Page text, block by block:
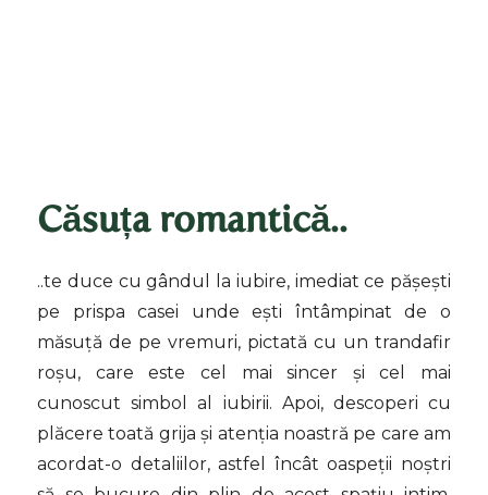
Căsuța romantică..
..te duce cu gândul la iubire, imediat ce pășești
pe prispa casei unde ești întâmpinat de o
măsuță de pe vremuri, pictată cu un trandafir
roșu, care este cel mai sincer și cel mai
cunoscut simbol al iubirii. Apoi, descoperi cu
plăcere toată grija și atenția noastră pe care am
acordat-o detaliilor, astfel încât oaspeții noștri